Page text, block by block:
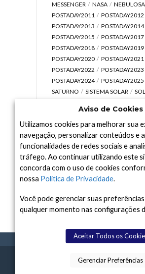
MESSENGER
NASA
NEBULOSA
POSTADAY2011
POSTADAY2012
POSTADAY2013
POSTADAY2014
POSTADAY2015
POSTADAY2017
POSTADAY2018
POSTADAY2019
POSTADAY2020
POSTADAY2021
POSTADAY2022
POSTADAY2023
POSTADAY2024
POSTADAY2025
SATURNO
SISTEMA SOLAR SOL
UNIVERSO
VÍDEO
Arquivo
Arquivo
TERMOS CONTATO
Aviso de Cookies
Utilizamos cookies para melhorar sua
navegação, personalizar conteúdos e
funcionalidades de redes sociais e
tráfego. Ao continuar utilizando este
concorda com o uso de cookies
nossa Política de Privacidade.
Você pode gerenciar suas
qualquer momento nas configurações
Aceitar Todos os
Gerenciar Preferências